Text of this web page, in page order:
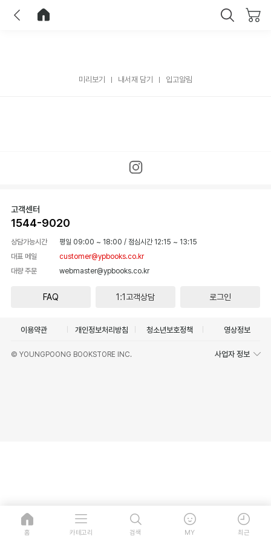
미리보기 내서재 담기 입고알림
고객센터
1544-9020
상담가능시간 평일 09:00 ~ 18:00 / 점심시간 12:15 ~ 13:15
대표 메일
customer@ypbooks.co.kr
대량 주문
webmaster@ypbooks.co.kr
FAQ 1:1고객상담 로그인
이용약관 개인정보처리방침 청소년보호정책 영상정보
© YOUNGPOONG BOOKSTORE INC. 사업자 정보
홈 카테고리 검색 MY 최근